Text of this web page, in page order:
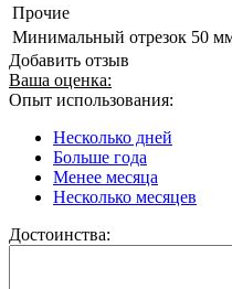
Прочие
Минимальный отрезок 50
Добавить отзыв
Ваша оценка:
Опыт использования:
Несколько дней
Больше года
Менее месяца
Несколько месяцев
Достоинства: